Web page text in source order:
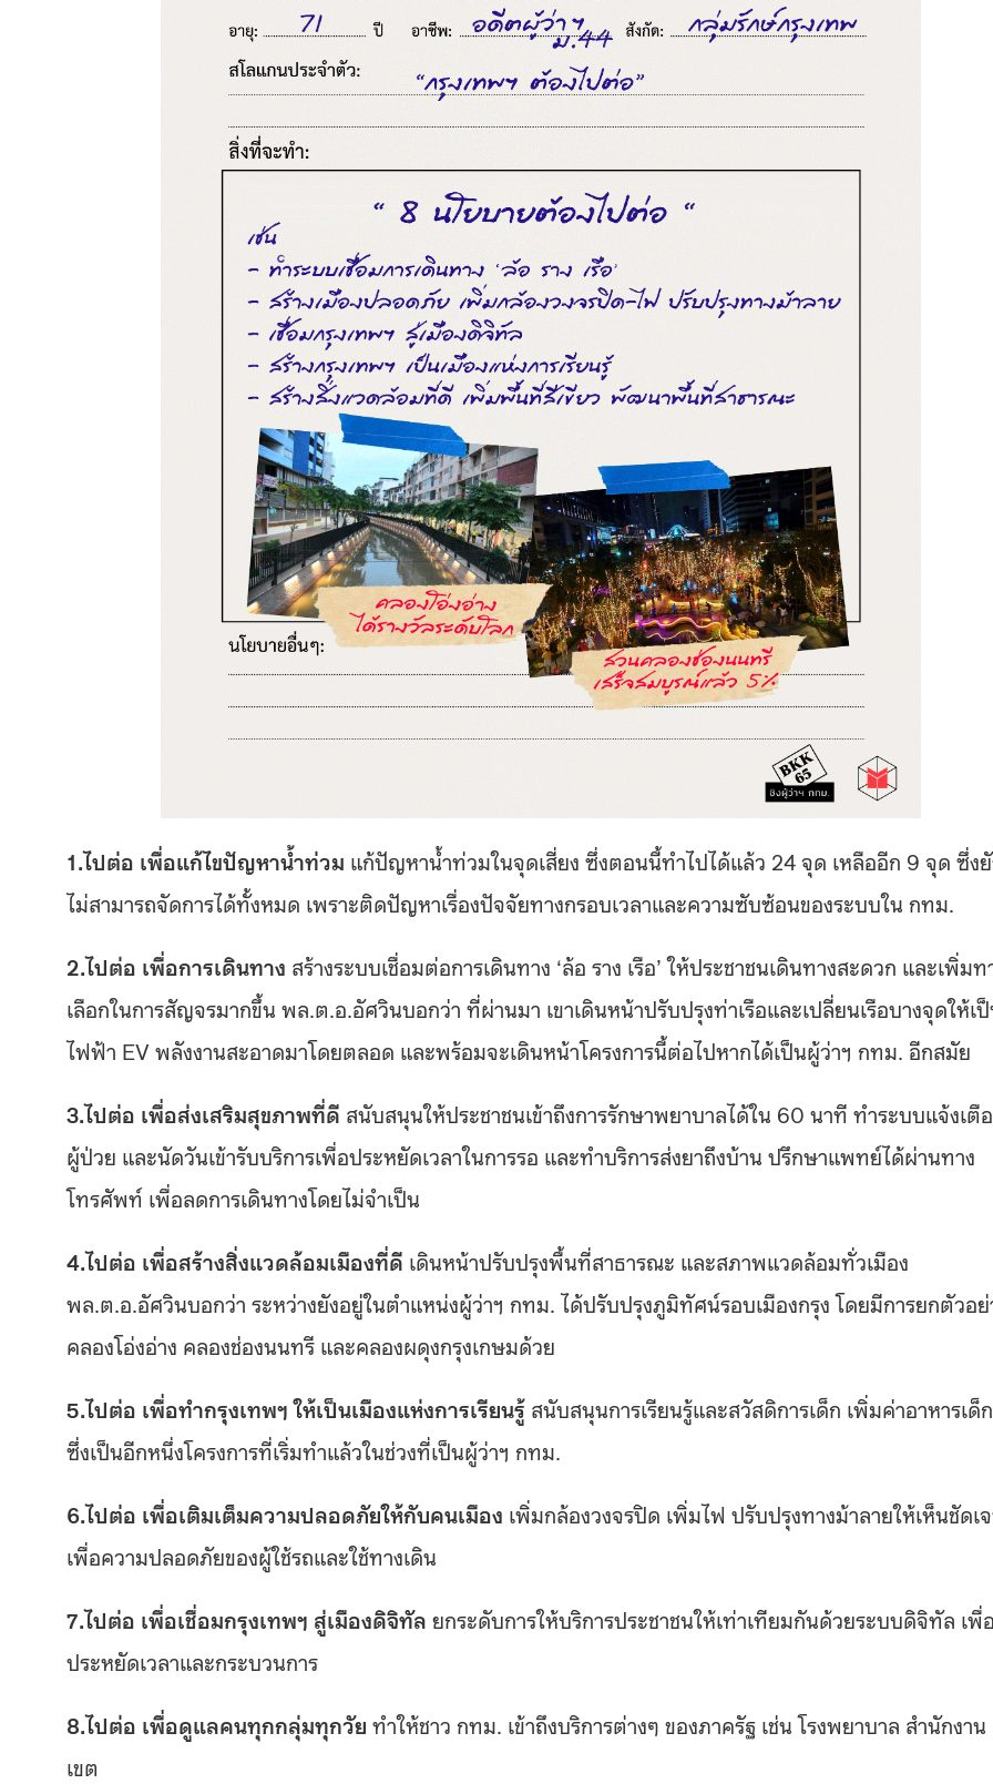
1.ไปต่อ เพื่อแก้ไขปัญหาน้ำท่วม แก้ปัญหาน้ำท่วมในจุดเสี่ยง ซึ่งตอนนี้ทำไปได้แล้ว 24 จุด เหลืออีก 9 จุด ซึ่ง
ไม่สามารถจัดการได้ทั้งหมด เพราะติดปัญหาเรื่องปัจจัยทางกรอบเวลาและความซับซ้อนของระบบใน กทม.
2.ไปต่อ เพื่อการเดินทาง สร้างระบบเชื่อมต่อการเดินทาง ‘ล้อ ราง เรือ’ ให้ประชาชนเดินทางสะดวก และเพิ่มท
เลือกในการสัญจรมากขึ้น พล.ต.อ.อัศวินบอกว่า ที่ผ่านมา เขาเดินหน้าปรับปรุงท่าเรือและเปลี่ยนเรือบางจุดให้เ
ไฟฟ้า EV พลังงานสะอาดมาโดยตลอด และพร้อมจะเดินหน้าโครงการนี้ต่อไปหากได้เป็นผู้ว่าฯ กทม. อีกสมัย
3.ไปต่อ เพื่อส่งเสริมสุขภาพที่ดี สนับสนุนให้ประชาชนเข้าถึงการรักษาพยาบาลได้ใน 60 นาที ทำระบบแจ้งเตื
ผู้ป่วย และนัดวันเข้ารับบริการเพื่อประหยัดเวลาในการรอ และทำบริการส่งยาถึงบ้าน ปรึกษาแพทย์ได้ผ่านทาง
โทรศัพท์ เพื่อลดการเดินทางโดยไม่จำเป็น
4.ไปต่อ เพื่อสร้างสิ่งแวดล้อมเมืองที่ดี เดินหน้าปรับปรุงพื้นที่สาธารณะ และสภาพแวดล้อมทั่วเมือง
พล.ต.อ.อัศวินบอกว่า ระหว่างยังอยู่ในตำแหน่งผู้ว่าฯ กทม. ได้ปรับปรุงภูมิทัศน์รอบเมืองกรุง โดยมีการยกตัวอย่
คลองโอ่งอ่าง คลองช่องนนทรี และคลองผดุงกรุงเกษมด้วย
5.ไปต่อ เพื่อทำกรุงเทพฯ ให้เป็นเมืองแห่งการเรียนรู้ สนับสนุนการเรียนรู้และสวัสดิการเด็ก เพิ่มค่าอาหารเด็ก
ซึ่งเป็นอีกหนึ่งโครงการที่เริ่มทำแล้วในช่วงที่เป็นผู้ว่าฯ กทม.
6.ไปต่อ เพื่อเติมเต็มความปลอดภัยให้กับคนเมือง เพิ่มกล้องวงจรปิด เพิ่มไฟ ปรับปรุงทางม้าลายให้เห็นชัดเ
เพื่อความปลอดภัยของผู้ใช้รถและใช้ทางเดิน
7.ไปต่อ เพื่อเชื่อมกรุงเทพฯ สู่เมืองดิจิทัล ยกระดับการให้บริการประชาชนให้เท่าเทียมกันด้วยระบบดิจิทัล เพื่อ
ประหยัดเวลาและกระบวนการ
8.ไปต่อ เพื่อดูแลคนทุกกลุ่มทุกวัย ทำให้ชาว กทม. เข้าถึงบริการต่างๆ ของภาครัฐ เช่น โรงพยาบาล สำนักงาน
เขต